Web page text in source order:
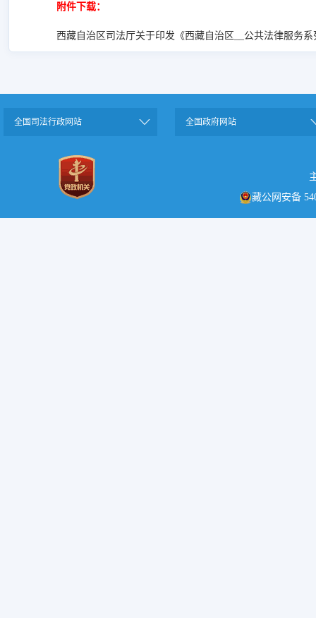
附件下载：
西藏自治区司法厅关于印发《西藏自治区__公共法律服务
全国司法行政网站 全国政府网站
藏公网安备